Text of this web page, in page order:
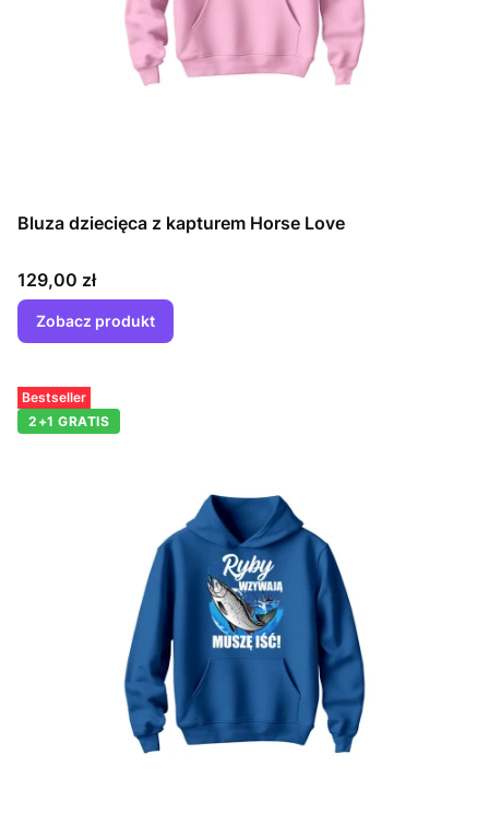
Bluza dziecięca z kapturem Horse Love
Cena
129,00 zł
Zobacz produkt
Bestseller
2+1 GRATIS